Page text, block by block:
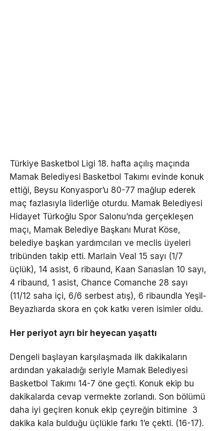
Türkiye Basketbol Ligi 18. hafta açılış maçında
Mamak Belediyesi Basketbol Takımı evinde konuk
ettiği, Beysu Konyaspor’u 80-77 mağlup ederek
maç fazlasıyla liderliğe oturdu. Mamak Belediyesi
Hidayet Türkoğlu Spor Salonu’nda gerçekleşen
maçı, Mamak Belediye Başkanı Murat Köse,
belediye başkan yardımcıları ve meclis üyeleri
tribünden takip etti. Marlain Veal 15 sayı (1/7
üçlük), 14 asist, 6 ribaund, Kaan Sarıaslan 10 sayı,
4 ribaund, 1 asist, Chance Comanche 28 sayı
(11/12 saha içi, 6/6 serbest atış), 6 ribaundla Yeşil-
Beyazlıarda skora en çok katkı veren isimler oldu.
Her periyot ayrı bir heyecan yaşattı
Dengeli başlayan karşılaşmada ilk dakikaların
ardından yakaladığı seriyle Mamak Belediyesi
Basketbol Takımı 14-7 öne geçti. Konuk ekip bu
dakikalarda cevap vermekte zorlandı. Son bölümü
daha iyi geçiren konuk ekip çeyreğin bitimine 3
dakika kala bulduğu üçlükle farkı 1’e çekti. (16-17).